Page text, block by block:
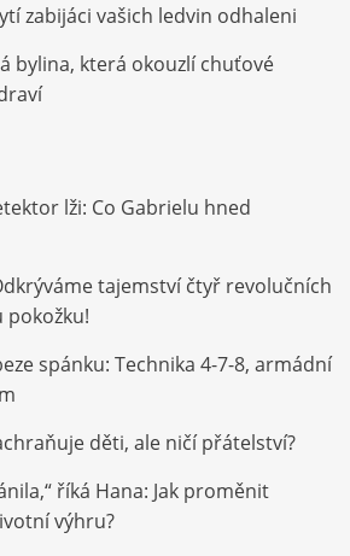
zabijáci vašich ledvin odhaleni
bylina, která okouzlí chuťové
lži: Co Gabrielu hned
tajemství čtyř revolučních
spánku: Technika 4-7-8, armádní
děti, ale ničí přátelství?
říká Hana: Jak proměnit
výhru?